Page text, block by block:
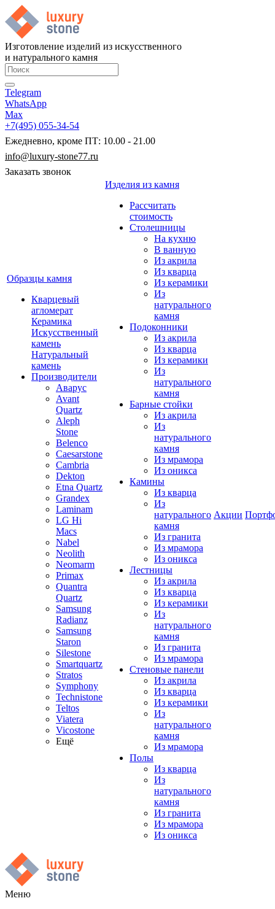
Изготовление изделий из искусственного
и натурального камня
Telegram
WhatsApp
Max
+7(495) 055-34-54
Ежедневно, кроме ПТ: 10.00 - 21.00
info@luxury-stone77.ru
Заказать звонок
Образцы камня
Кварцевый
агломерат
Керамика
Искусственный
камень
Натуральный
камень
Производители
Аварус
Avant
Quartz
Aleph
Stone
Belenco
Caesarstone
Cambria
Dekton
Etna Quartz
Grandex
Laminam
LG Hi
Macs
Nabel
Neolith
Neomarm
Primax
Quantra
Quartz
Samsung
Radianz
Samsung
Staron
Silestone
Smartquartz
Stratos
Symphony
Technistone
Teltos
Viatera
Vicostone
Ещё
Изделия из камня
Рассчитать
стоимость
Столешницы
На кухню
В ванную
Из акрила
Из кварца
Из керамики
Из
натурального
камня
Подоконники
Из акрила
Из кварца
Из керамики
Из
натурального
камня
Барные стойки
Из акрила
Из
натурального
камня
Из мрамора
Из оникса
Камины
Из кварца
Из
натурального
камня
Из гранита
Из мрамора
Из оникса
Лестницы
Из акрила
Из кварца
Из керамики
Из
натурального
камня
Из гранита
Из мрамора
Стеновые панели
Из акрила
Из кварца
Из керамики
Из
натурального
камня
Из мрамора
Полы
Из кварца
Из
натурального
камня
Из гранита
Из мрамора
Из оникса
Акции
Меню